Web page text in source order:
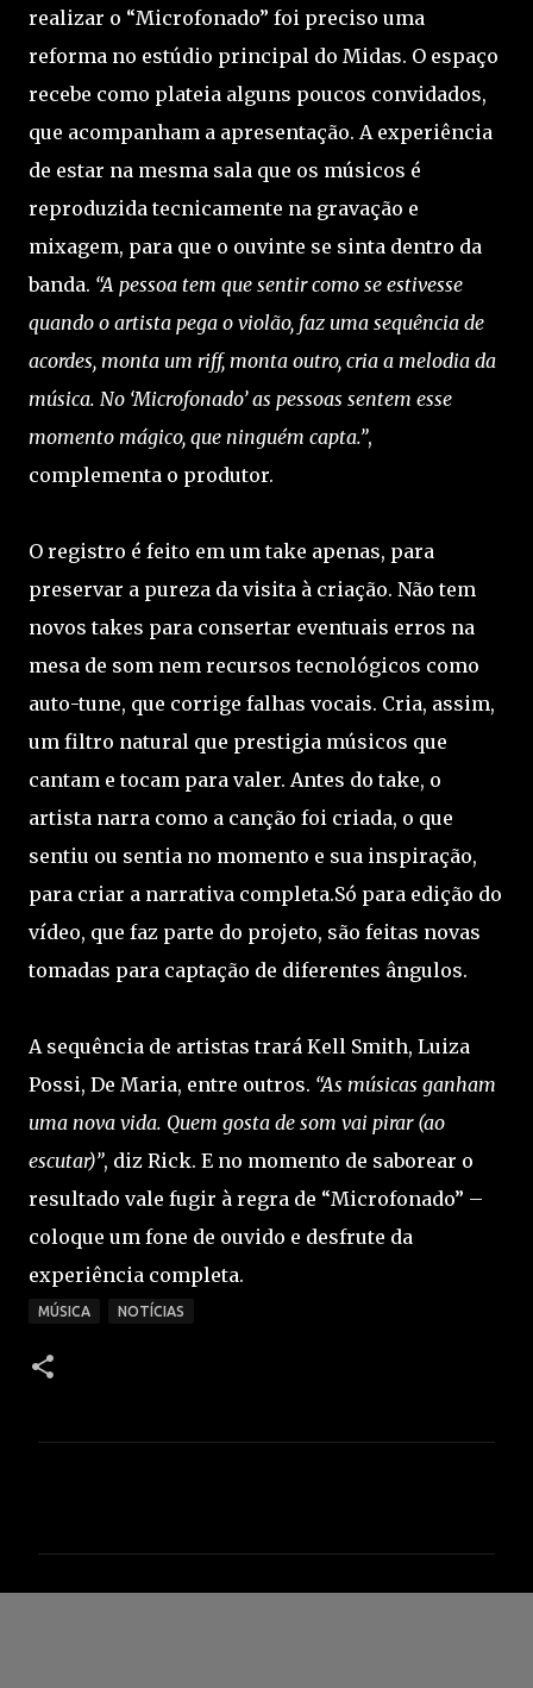
realizar o “Microfonado” foi preciso uma
reforma no estúdio principal do Midas. O espaço
recebe como plateia alguns poucos convidados,
que acompanham a apresentação. A experiência
de estar na mesma sala que os músicos é
reproduzida tecnicamente na gravação e
mixagem, para que o ouvinte se sinta dentro da
banda. “A pessoa tem que sentir como se estivesse
quando o artista pega o violão, faz uma sequência de
acordes, monta um riff, monta outro, cria a melodia da
música. No ‘Microfonado’ as pessoas sentem esse
momento mágico, que ninguém capta.”,
complementa o produtor.
O registro é feito em um take apenas, para
preservar a pureza da visita à criação. Não tem
novos takes para consertar eventuais erros na
mesa de som nem recursos tecnológicos como
auto-tune, que corrige falhas vocais. Cria, assim,
um filtro natural que prestigia músicos que
cantam e tocam para valer. Antes do take, o
artista narra como a canção foi criada, o que
sentiu ou sentia no momento e sua inspiração,
para criar a narrativa completa.Só para edição do
vídeo, que faz parte do projeto, são feitas novas
tomadas para captação de diferentes ângulos.
A sequência de artistas trará Kell Smith, Luiza
Possi, De Maria, entre outros. “As músicas ganham
uma nova vida. Quem gosta de som vai pirar (ao
escutar)”, diz Rick. E no momento de saborear o
resultado vale fugir à regra de “Microfonado” –
coloque um fone de ouvido e desfrute da
experiência completa.
MÚSICA NOTÍCIAS